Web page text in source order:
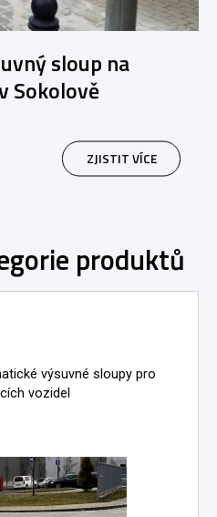
sloup na
Sokolově
ZJISTIT VÍCE
produktů
výsuvné sloupy pro
vozidel